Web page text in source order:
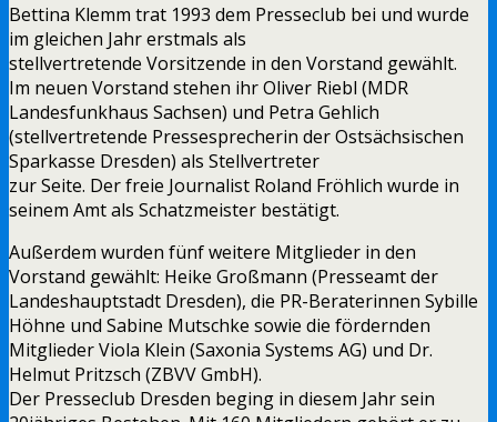
Bettina Klemm trat 1993 dem Presseclub bei und wurde
im gleichen Jahr erstmals als
stellvertretende Vorsitzende in den Vorstand gewählt.
Im neuen Vorstand stehen ihr Oliver Riebl (MDR
Landesfunkhaus Sachsen) und Petra Gehlich
(stellvertretende Pressesprecherin der Ostsächsischen
Sparkasse Dresden) als Stellvertreter
zur Seite. Der freie Journalist Roland Fröhlich wurde in
seinem Amt als Schatzmeister bestätigt.
Außerdem wurden fünf weitere Mitglieder in den
Vorstand gewählt: Heike Großmann (Presseamt der
Landeshauptstadt Dresden), die PR-Beraterinnen Sybille
Höhne und Sabine Mutschke sowie die fördernden
Mitglieder Viola Klein (Saxonia Systems AG) und Dr.
Helmut Pritzsch (ZBVV GmbH).
Der Presseclub Dresden beging in diesem Jahr sein